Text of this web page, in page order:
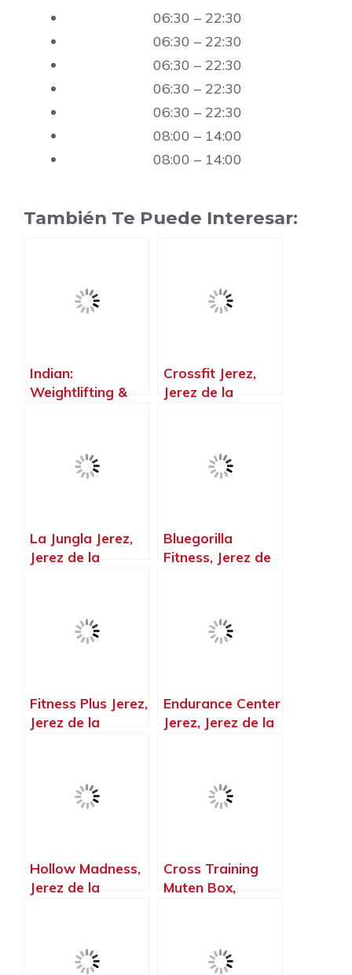
06:30 – 22:30
06:30 – 22:30
06:30 – 22:30
06:30 – 22:30
06:30 – 22:30
08:00 – 14:00
08:00 – 14:00
También Te Puede Interesar:
Indian:
Weightlifting &
Crossfit Jerez,
Jerez de la
La Jungla Jerez,
Jerez de la
Bluegorilla
Fitness, Jerez de
Fitness Plus Jerez,
Jerez de la
Endurance Center
Jerez, Jerez de la
Hollow Madness,
Jerez de la
Cross Training
Muten Box,